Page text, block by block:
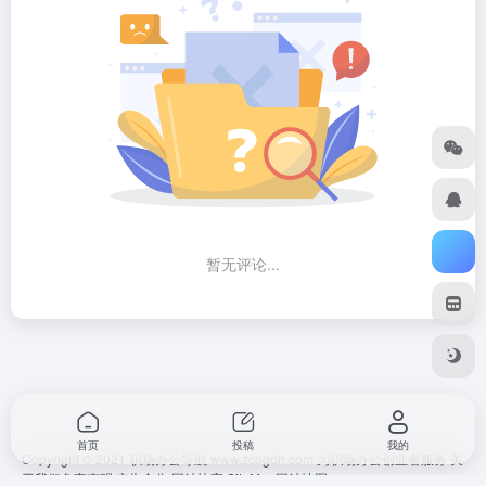
暂无评论...
Copyright © 2021 职场办公导航 www.zcbgdh.com 为职场办公创业者服务
于我们 免责声明 广告合作 网站快审 SiteMap 网站地图
首页 投稿 我的